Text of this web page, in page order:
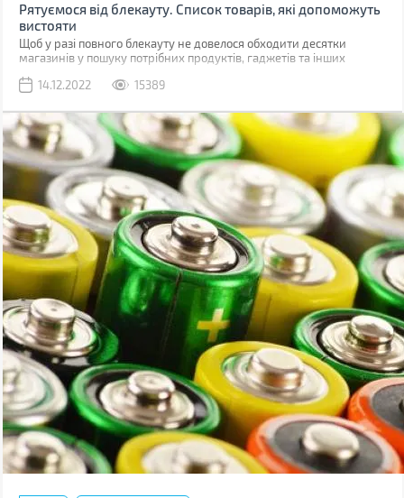
Рятуємося від блекауту. Список товарів, які допоможуть
вистояти
Щоб у разі повного блекауту не довелося обходити десятки
магазинів у пошуку потрібних продуктів, гаджетів та інших
список, куди увійшли як товари першої необхідності, так і корисні
протягнути.
14.12.2022 15389